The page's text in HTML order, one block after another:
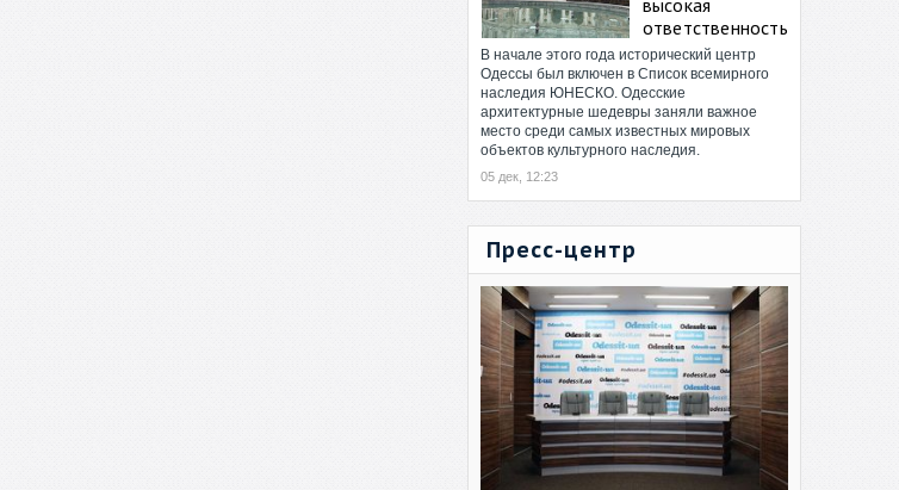
высокая
ответственность
В начале этого года исторический центр
Одессы был включен в Список всемирного
наследия ЮНЕСКО. Одесские
архитектурные шедевры заняли важное
место среди самых известных мировых
объектов культурного наследия.
05 дек, 12:23
Пресс-центр